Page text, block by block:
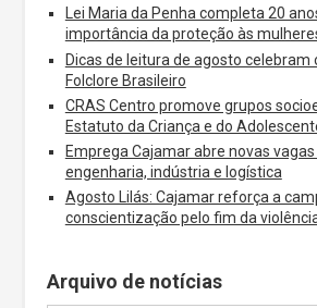
Lei Maria da Penha completa 20
importância da proteção às
Dicas de leitura de agosto celebram
Folclore Brasileiro
CRAS Centro promove grupos
Estatuto da Criança e do
Emprega Cajamar abre novas
engenharia, indústria e logística
Agosto Lilás: Cajamar reforça a
conscientização pelo fim da
Arquivo de notícias